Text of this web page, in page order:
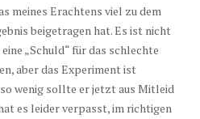
meines Erachtens viel zu dem
beigetragen hat. Es ist nicht
„Schuld“ für das schlechte
aber das Experiment ist
wenig sollte er jetzt aus Mitleid
es leider verpasst, im richtigen